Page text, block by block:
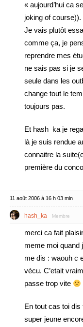
« aujourd’hui ca
joking of course)).
Je vais plutôt
comme ça, je
reprendre mes
ne sais pas si je
seule dans les
change tout le
toujours pas.
Et hash_ka je
là je suis rendue
connaitre la
première du
11 août 2006 à 16 h 03 min
hash_ka Membre
merci ca fait plaisir
meme moi quand
me dis : waouh c
vécu. C’etait
passe trop vite
En tout cas toi dis
super jeune